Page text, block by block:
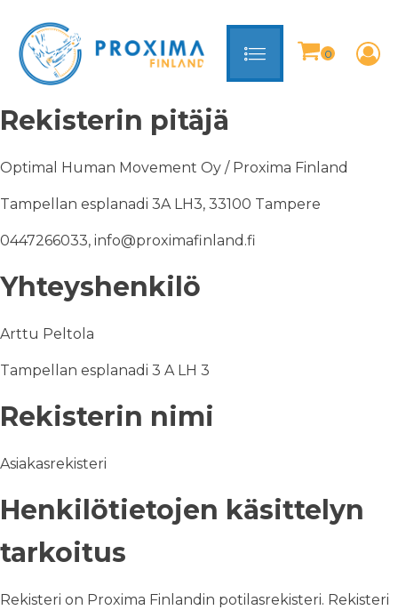
Rekisterin pitäjä
Optimal Human Movement Oy / Proxima Finland
Tampellan esplanadi 3A LH3, 33100 Tampere
0447266033, info@proximafinland.fi
Yhteyshenkilö
Arttu Peltola
Tampellan esplanadi 3 A LH 3
Rekisterin nimi
Asiakasrekisteri
Henkilötietojen käsittelyn
tarkoitus
Rekisteri on Proxima Finlandin potilasrekisteri. Rekisteri